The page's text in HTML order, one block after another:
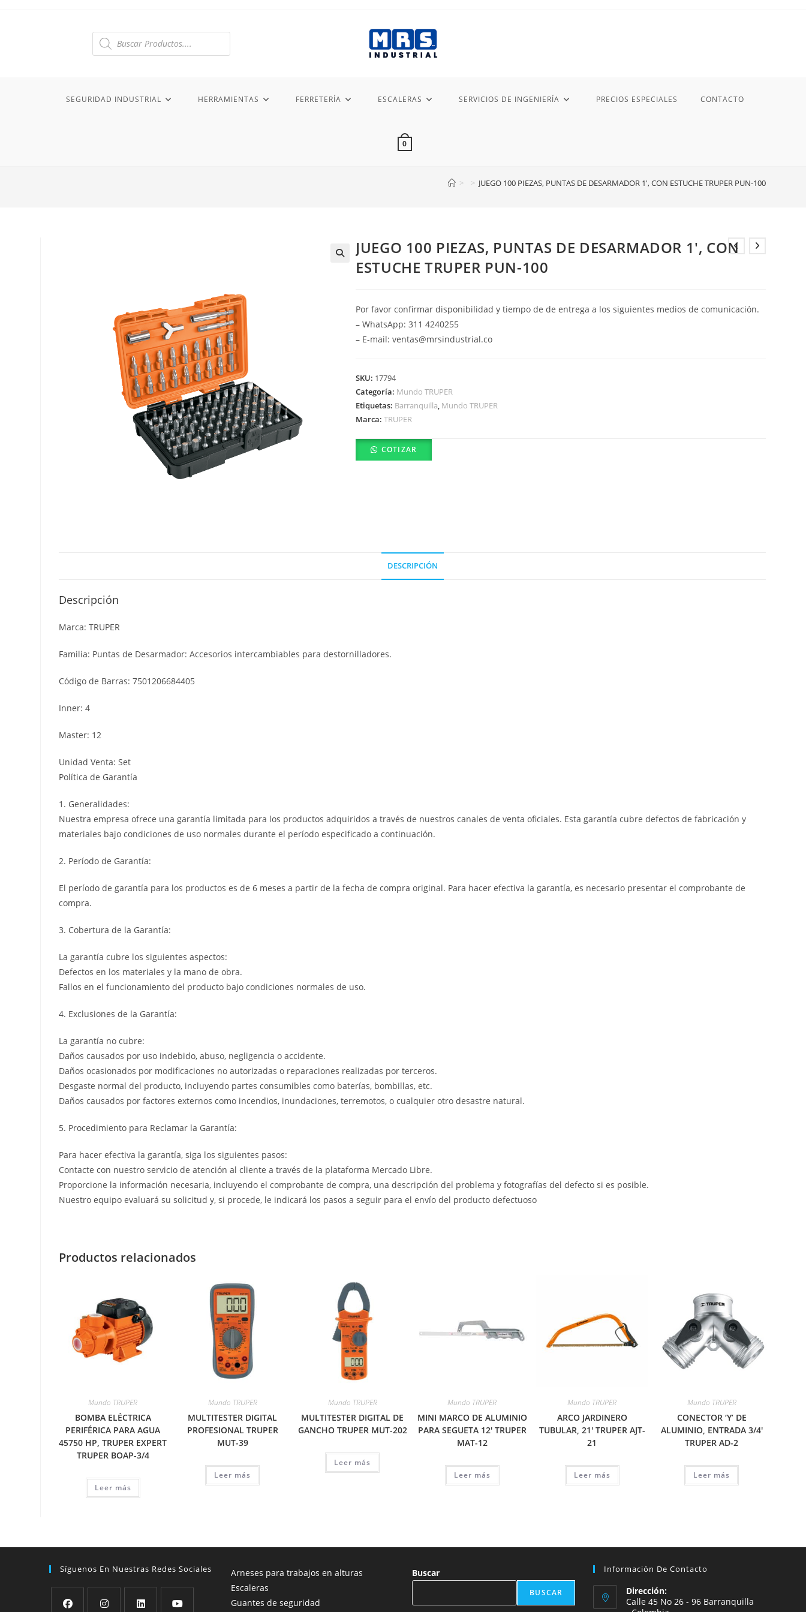
Búsqueda
SEGURIDAD INDUSTRIAL HERRAMIENTAS FERRETERÍA ESCALERAS SERVICIOS DE INGENIERÍA PRECIOS ESPECIALES CONTACTO
0
> > JUEGO 100 PIEZAS, PUNTAS DE DESARMADOR 1′, CON ESTUCHE TRUPER PUN-100
JUEGO 100 PIEZAS, PUNTAS DE DESARMADOR 1′, CON
ESTUCHE TRUPER PUN-100
Por favor confirmar disponibilidad y tiempo de de entrega a los siguientes medios de comunicación.
– WhatsApp: 311 4240255
– E-mail: ventas@mrsindustrial.co
SKU: 17794
Categoría: Mundo TRUPER
Etiquetas: Barranquilla Mundo TRUPER
Marca:TRUPER
COTIZAR
DESCRIPCIÓN
Descripción
Marca: TRUPER
Familia: Puntas de Desarmador: Accesorios intercambiables para destornilladores.
Código de Barras: 7501206684405
Inner: 4
Master: 12
Unidad Venta: Set
Política de Garantía
1. Generalidades:
Nuestra empresa ofrece una garantía limitada para los productos adquiridos a través de nuestros canales de venta oficiales. Esta garantía cubre defectos de fabricación y
materiales bajo condiciones de uso normales durante el período especificado a continuación.
2. Período de Garantía:
El período de garantía para los productos es de 6 meses a partir de la fecha de compra original. Para hacer efectiva la garantía, es necesario presentar el comprobante de
compra.
3. Cobertura de la Garantía:
La garantía cubre los siguientes aspectos:
Defectos en los materiales y la mano de obra.
Fallos en el funcionamiento del producto bajo condiciones normales de uso.
4. Exclusiones de la Garantía:
La garantía no cubre:
Daños causados por uso indebido, abuso, negligencia o accidente.
Daños ocasionados por modificaciones no autorizadas o reparaciones realizadas por terceros.
Desgaste normal del producto, incluyendo partes consumibles como baterías, bombillas, etc.
Daños causados por factores externos como incendios, inundaciones, terremotos, o cualquier otro desastre natural.
5. Procedimiento para Reclamar la Garantía:
Para hacer efectiva la garantía, siga los siguientes pasos:
Contacte con nuestro servicio de atención al cliente a través de la plataforma Mercado Libre.
Proporcione la información necesaria, incluyendo el comprobante de compra, una descripción del problema y fotografías del defecto si es posible.
Nuestro equipo evaluará su solicitud y, si procede, le indicará los pasos a seguir para el envío del producto defectuoso
Productos relacionados
Mundo TRUPER
BOMBA ELÉCTRICA
PERIFÉRICA PARA AGUA
45750 HP, TRUPER EXPERT
TRUPER BOAP-3/4
Leer más
Mundo TRUPER
MULTITESTER DIGITAL
PROFESIONAL TRUPER
MUT-39
Leer más
Mundo TRUPER
MULTITESTER DIGITAL DE
GANCHO TRUPER MUT-202
Leer más
Mundo TRUPER
MINI MARCO DE ALUMINIO
PARA SEGUETA 12′ TRUPER
MAT-12
Leer más
Mundo TRUPER
ARCO JARDINERO
TUBULAR, 21′ TRUPER AJT-
21
Leer más
Mundo TRUPER
CONECTOR ‘Y’ DE
ALUMINIO, ENTRADA 3/4′
TRUPER AD-2
Leer más
Síguenos En Nuestras Redes Sociales
Arneses para trabajos en alturas
Escaleras
Guantes de seguridad
Buscar
BUSCAR
Información De Contacto
Dirección:
Calle 45 No 26 - 96 Barranquilla